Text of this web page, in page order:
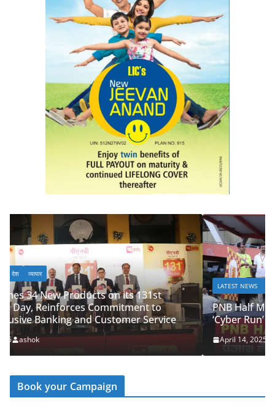
LATEST NEWS देश व्यापार
PNB Half Marathon 2025 Unites Citizens in a
‘Cyber Run’ for a Digitally Secure Bharat
April 14, 2025
Book your Campaign